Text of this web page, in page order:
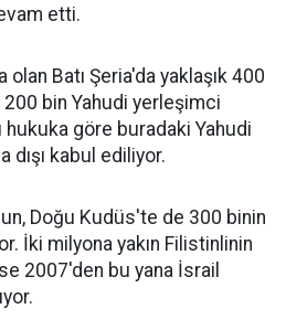
etti.
Batı Şeria'da yaklaşık 400
bin Yahudi yerleşimci
hukuka göre buradaki Yahudi
kabul ediliyor.
Doğu Kudüs'te de 300 binin
İki milyona yakın Filistinlinin
2007'den bu yana İsrail